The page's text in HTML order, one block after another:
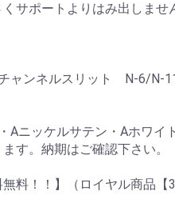
サポートよりはみ出しませ
ンネルスリット N-6/N-11
Aニッケルサテン・Aホワイ
す。納期はご確認下さい。
料！！】（ロイヤル商品【